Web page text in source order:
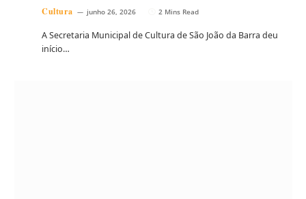
Cultura junho 26, 2026 2 Mins Read
A Secretaria Municipal de Cultura de São João da Barra deu
início…